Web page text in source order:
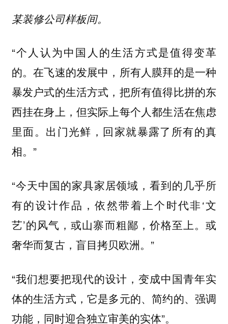
某装修公司样板间。
“个人认为中国人的生活方式是值得变革
的。在飞速的发展中，所有人膜拜的是一种
暴发户式的生活方式，把所有值得比拼的东
西挂在身上，但实际上每个人都生活在焦虑
里面。出门光鲜，回家就暴露了所有的真
相。”
“今天中国的家具家居领域，看到的几乎所
有的设计作品，依然带着上个时代非‘文
艺’的风气，或山寨而粗鄙，价格至上。或
奢华而复古，盲目拷贝欧洲。”
“我们想要把现代的设计，变成中国青年实
体的生活方式，它是多元的、简约的、强调
功能，同时迎合独立审美的实体”。